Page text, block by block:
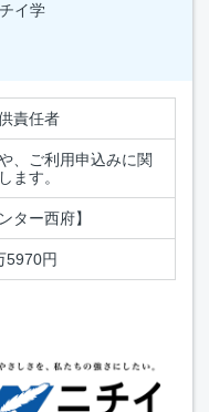
イ学
責任者
、ご利用申込みに関
ます。
ター西府】
5970円